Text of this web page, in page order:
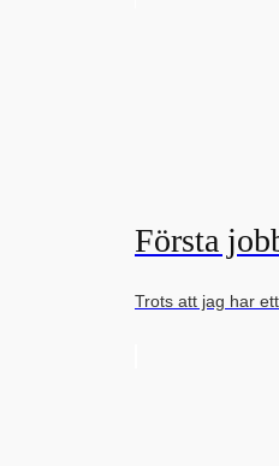
Första
Trots att jag har